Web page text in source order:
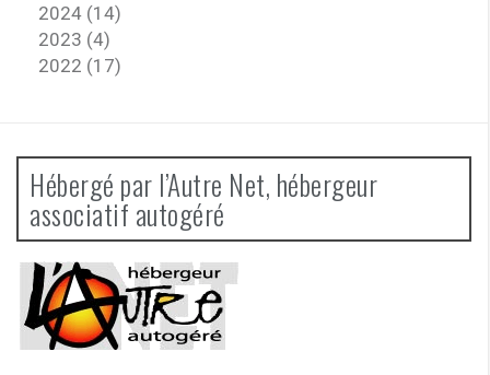
2024 (14)
2023 (4)
2022 (17)
Hébergé par l’Autre Net, hébergeur
associatif autogéré